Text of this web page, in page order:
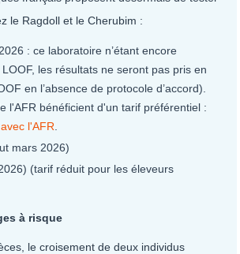
le Ragdoll et le Cherubim :
: ce laboratoire n’étant encore
les résultats ne seront pas pris en
en l’absence de protocole d’accord).
l'AFR bénéficient d'un tarif préférentiel :
l'AFR
mars 2026)
(tarif réduit pour les éleveurs
à risque
le croisement de deux individus